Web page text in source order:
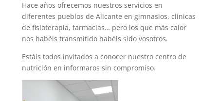
Hace años ofrecemos nuestros servicios en
diferentes pueblos de Alicante en gimnasios, clínicas
de fisioterapia, farmacias… pero los que más calor
nos habéis transmitido habéis sido vosotros.
Estáis todos invitados a conocer nuestro centro de
nutrición en informaros sin compromiso.